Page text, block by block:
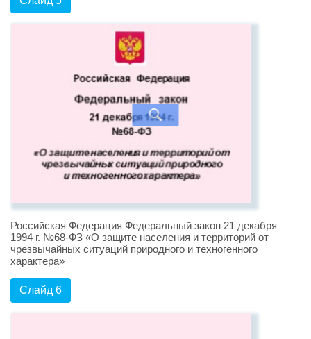
Российская Федерация Федеральный закон 21 декабря
1994 г. №68-ФЗ «О защите населения и территорий от
чрезвычайных ситуаций природного и техногенного
характера»
Слайд 6